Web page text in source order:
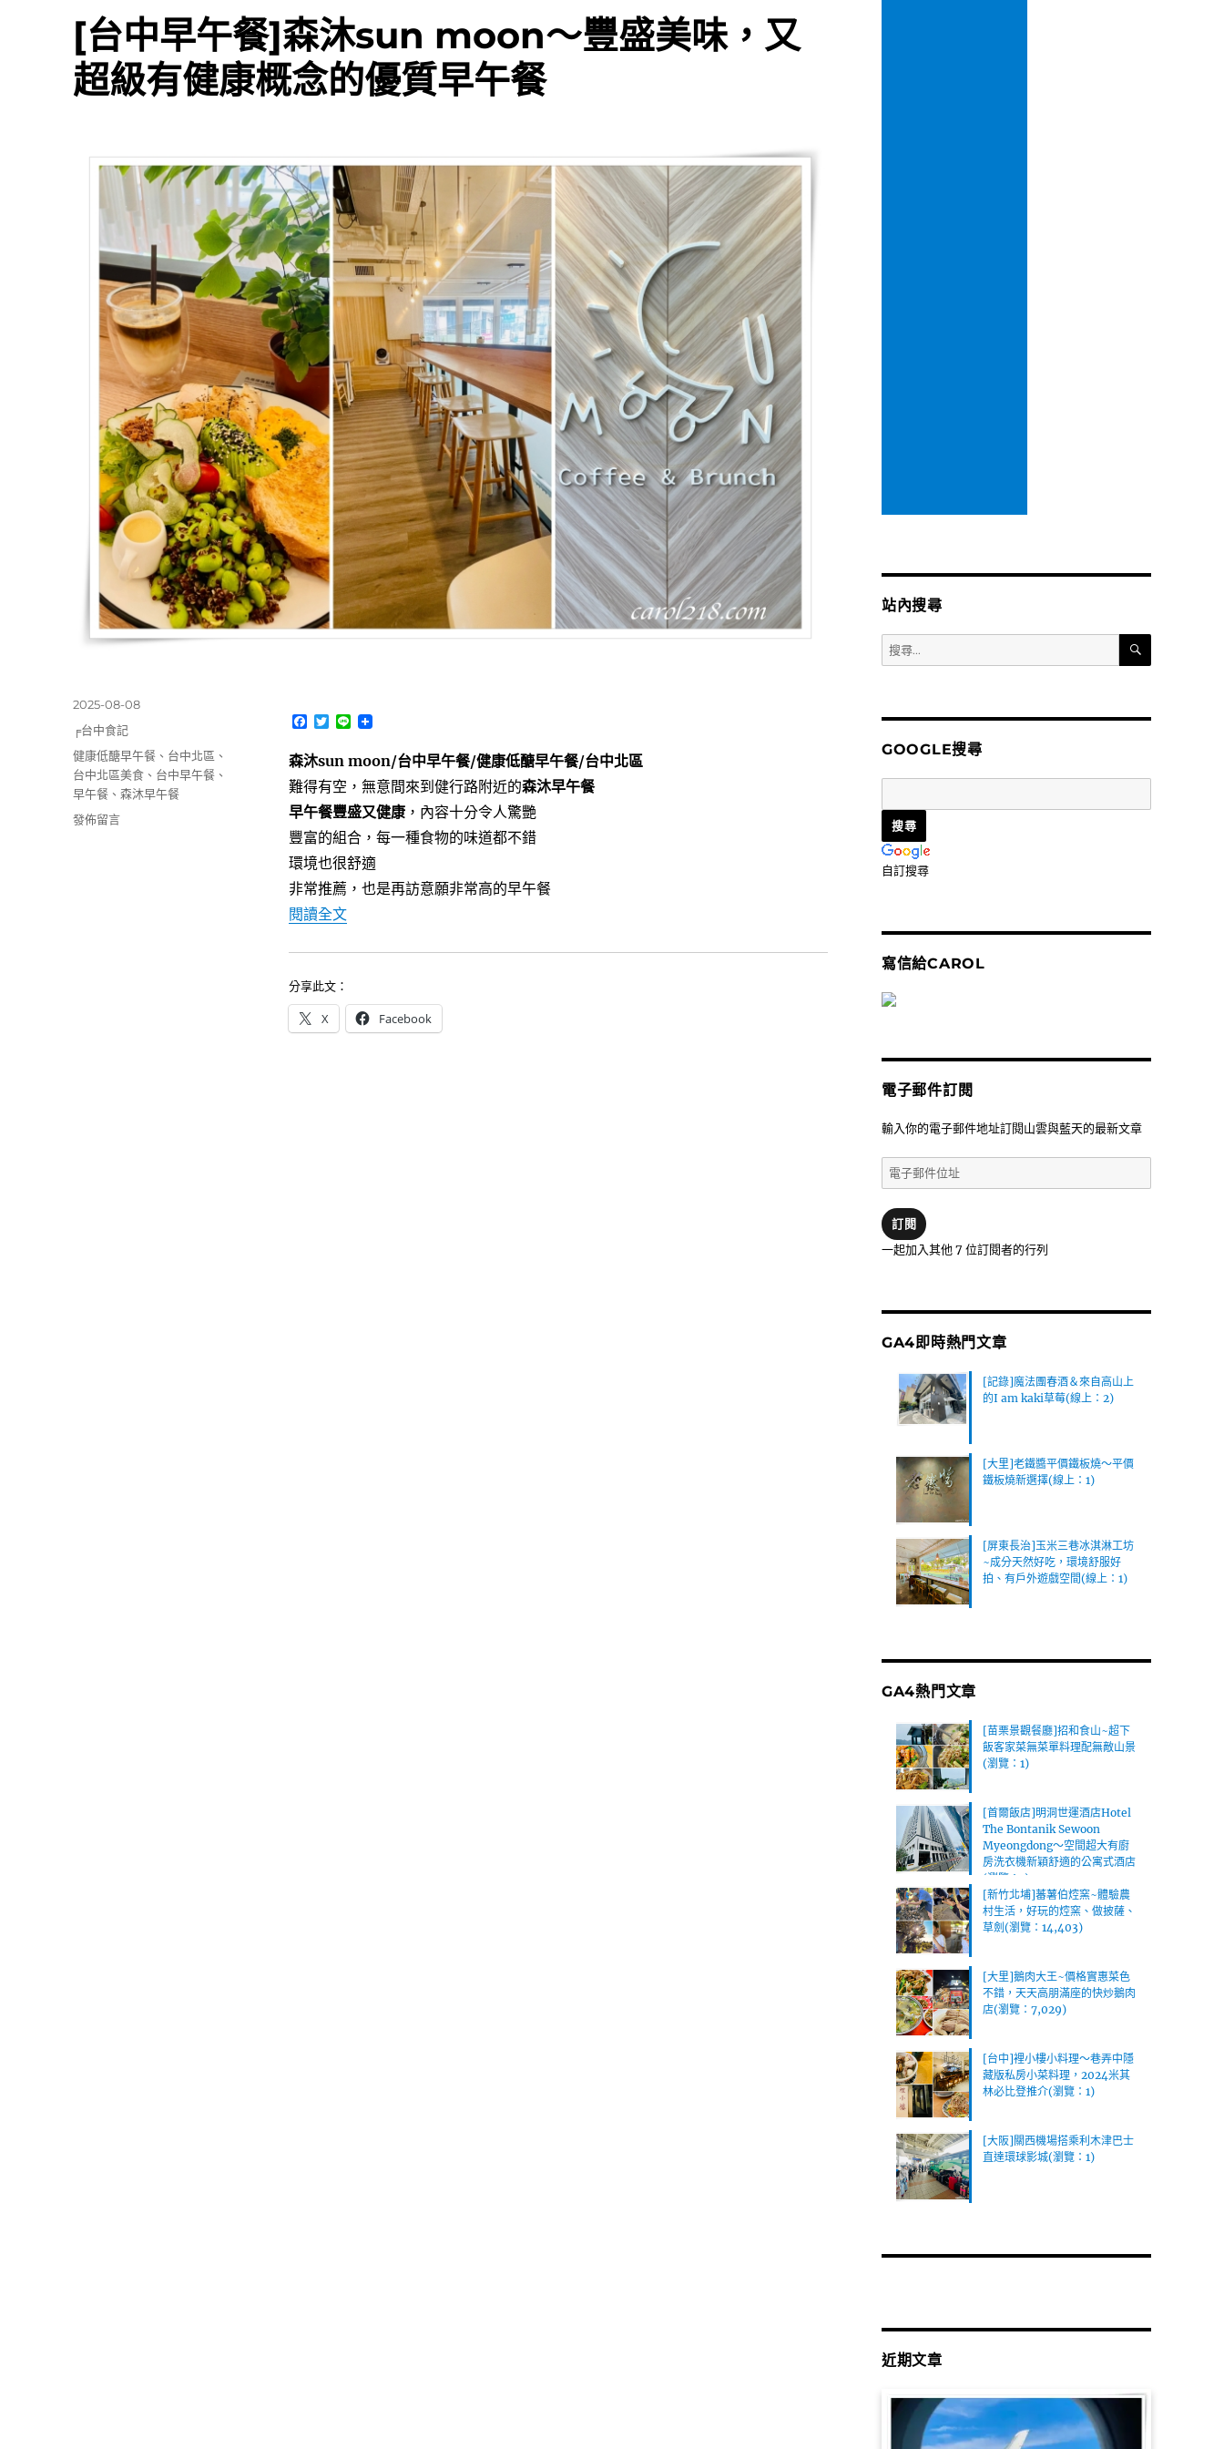
[台中早午餐]森沐sun moon～豐盛美味，又
超級有健康概念的優質早午餐
F
c
e
b
o
o
k
T
t
t
e
r
L
e
森沐sun moon/台中早午餐/健康低醣早午餐/台中北區
難得有空，無意間來到健行路附近的森沐早午餐
早午餐豐盛又健康，內容十分令人驚艷
豐富的組合，每一種食物的味道都不錯
環境也很舒適
非常推薦，也是再訪意願非常高的早午餐
閱讀全文〈[台中早午餐]森沐sun moon～豐盛美味，又超級有健康概念的優質早午餐〉
分享此文：
X Facebook
發
佈
日
期:
2025-08-08
分
類
╒台中食記
標
籤
健康低醣早午餐 、 台中北區 、
台中北區美食 、 台中早午餐 、
早午餐 、森沐早午餐
在
發佈留言
站內搜尋
搜
尋
字:
搜
GOOGLE搜尋
自訂搜尋
寫信給CAROL
電子郵件訂閱
輸入你的電子郵件地址訂閱山雲與藍天的最新文章
電
子
件
位
訂閱
一起加入其他 7 位訂閱者的行列
GA4即時熱門文章
[記錄]魔法團春酒＆來自高山上
的I am kaki草莓(線上：2)
[大里]老鐵醬平價鐵板燒～平價
鐵板燒新選擇(線上：1)
[屏東長治]玉米三巷冰淇淋工坊
~成分天然好吃，環境舒服好
拍、有戶外遊戲空間(線上：1)
GA4熱門文章
[苗栗景觀餐廳]招和食山~超下
飯客家菜無菜單料理配無敵山景
(瀏覽：1)
[首爾飯店]明洞世運酒店Hotel
The Bontanik Sewoon
Myeongdong～空間超大有廚
房洗衣機新穎舒適的公寓式酒店
(瀏覽：1)
[新竹北埔]蕃薯伯焢窯~體驗農
村生活，好玩的焢窯、做披薩、
草劍(瀏覽：14,403)
[大里]鵝肉大王~價格實惠菜色
不錯，天天高朋滿座的快炒鵝肉
店(瀏覽：7,029)
[台中]裡小樓小料理～巷弄中隱
藏版私房小菜料理，2024米其
林必比登推介(瀏覽：1)
[大阪]關西機場搭乘利木津巴士
直達環球影城(瀏覽：1)
近期文章